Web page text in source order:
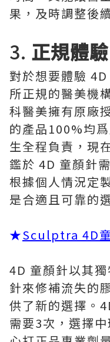
果，及時調整後
3. 正規體驗
對於想要體驗
所正規的醫美機
科醫美擁有原廠
的產品100%均
生全程負責，現
鑑於 4D 童顏針
根據個人情況定
是合適且可靠的
★Sculptra 4D
4D 童顏針以其
針來修補流失的
供了新的選擇。
需要3次，選擇